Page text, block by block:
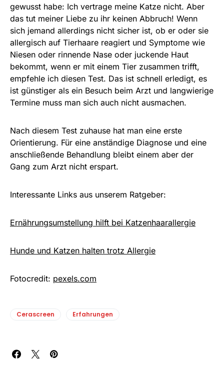
gewusst habe: Ich vertrage meine Katze nicht. Aber
das tut meiner Liebe zu ihr keinen Abbruch! Wenn
sich jemand allerdings nicht sicher ist, ob er oder sie
allergisch auf Tierhaare reagiert und Symptome wie
Niesen oder rinnende Nase oder juckende Haut
bekommt, wenn er mit einem Tier zusammen trifft,
empfehle ich diesen Test. Das ist schnell erledigt, es
ist günstiger als ein Besuch beim Arzt und langwierige
Termine muss man sich auch nicht ausmachen.
Nach diesem Test zuhause hat man eine erste
Orientierung. Für eine anständige Diagnose und eine
anschließende Behandlung bleibt einem aber der
Gang zum Arzt nicht erspart.
Interessante Links aus unserem Ratgeber:
Ernährungsumstellung hilft bei Katzenhaarallergie
Hunde und Katzen halten trotz Allergie
Fotocredit: pexels.com
Cerascreen Erfahrungen